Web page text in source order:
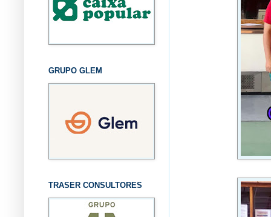
GRUPO GLEM
TRASER CONSULTORES